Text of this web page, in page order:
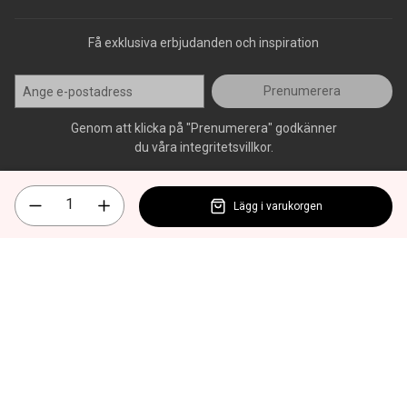
Få exklusiva erbjudanden och inspiration
Prenumerera
Genom att klicka på "Prenumerera" godkänner
du våra integritetsvillkor.
Lägg i varukorgen